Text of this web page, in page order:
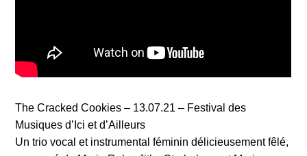
The Cracked Cookies – 13.07.21 – Festival des
Musiques d’Ici et d’Ailleurs
Un trio vocal et instrumental féminin délicieusement fêlé,